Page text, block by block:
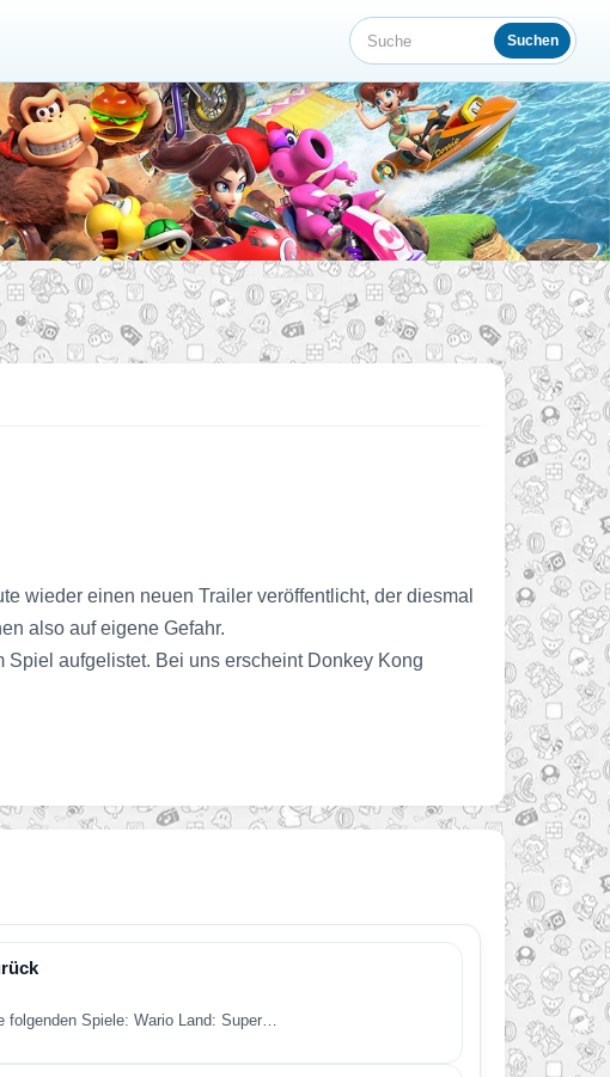
Suche Suchen
wieder einen neuen Trailer veröffentlicht, der diesmal
also auf eigene Gefahr.
aufgelistet. Bei uns erscheint Donkey Kong
folgenden Spiele: Wario Land: Super…